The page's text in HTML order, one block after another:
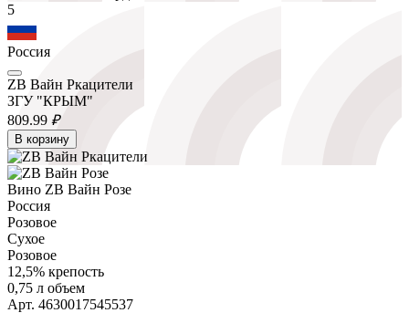
5
Россия
ZB Вайн Ркацители
ЗГУ "КРЫМ"
809.99 ₽
В корзину
Вино ZB Вайн Розе
Россия
Розовое
Сухое
Розовое
12,5% крепость
0,75 л объем
Арт. 4630017545537